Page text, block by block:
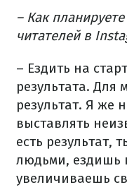
– Как
читателей в
– Ездить на
результата. Для
результат. Я же
выставлять
есть результат,
людьми, ездишь
увеличиваешь